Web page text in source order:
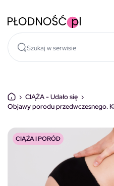
› CIĄŻA - Udało się ›
Objawy porodu przedwczesnego.
CIĄŻA I PORÓD